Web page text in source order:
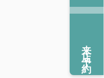
来店予約